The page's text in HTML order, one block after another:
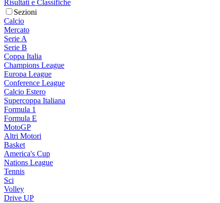
Risultati e Classifiche
Sezioni
Calcio
Mercato
Serie A
Serie B
Coppa Italia
Champions League
Europa League
Conference League
Calcio Estero
Supercoppa Italiana
Formula 1
Formula E
MotoGP
Altri Motori
Basket
America's Cup
Nations League
Tennis
Sci
Volley
Drive UP